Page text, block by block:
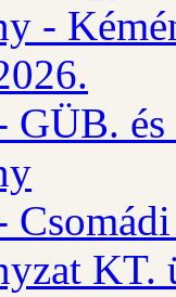
-
KT.